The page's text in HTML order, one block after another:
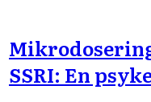
SSRI: En